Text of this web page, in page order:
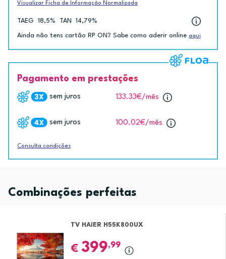
Visualizar Ficha de Informação Normalizada
TAEG 18,5% TAN 14,79%
Ainda não tens cartão RP ON? Sabe como aderir online aqui
Pagamento em prestações
sem juros 133.33€/mês
sem juros 100.02€/mês
Consulta condições
Combinações perfeitas
TV HAIER H55K800UX
€ 399,99